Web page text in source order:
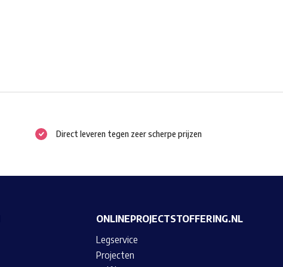
Direct leveren tegen zeer scherpe prijzen
ONLINEPROJECTSTOFFERING.NL
Legservice
Projecten